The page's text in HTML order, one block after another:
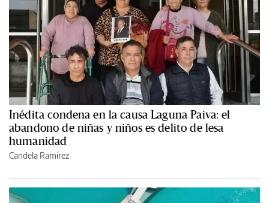
Inédita condena en la causa Laguna Paiva: el
abandono de niñas y niños es delito de lesa
humanidad
Candela Ramírez